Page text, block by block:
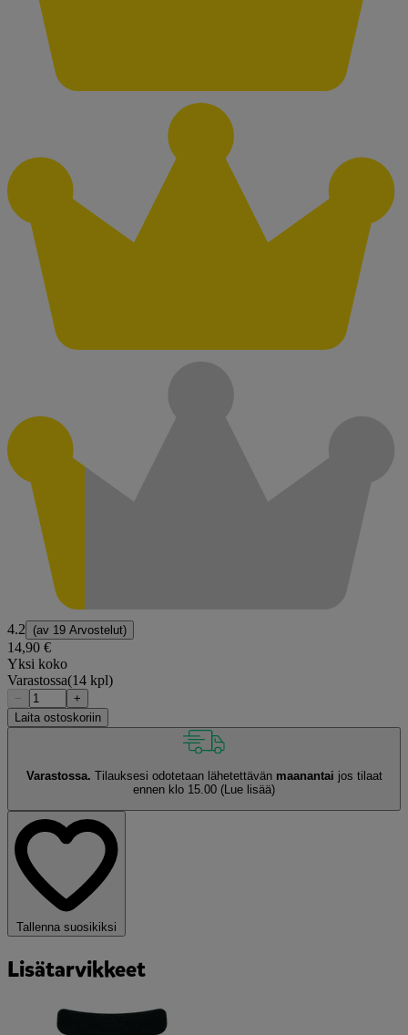
4.2 (av 19 Arvostelut)
14,90 €
Yksi koko
Varastossa(14 kpl)
−
+
Laita ostoskoriin
Varastossa. Tilauksesi odotetaan lähetettävän maanantai jos tilaat
ennen klo 15.00 (Lue lisää)
Tallenna suosikiksi
Lisätarvikkeet